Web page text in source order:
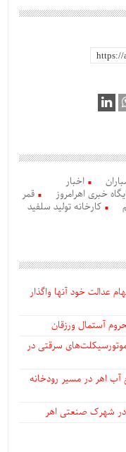
اخبار
خبری اهرامروز
قمر
کارخانه تولید سلفید
عدالت خود آنها واگذار
آستمال ورزقان
موتورسیکلت‌های سرقتی در
آب اهر در مسیر رودخانه
در شهرک صنعتی اهر